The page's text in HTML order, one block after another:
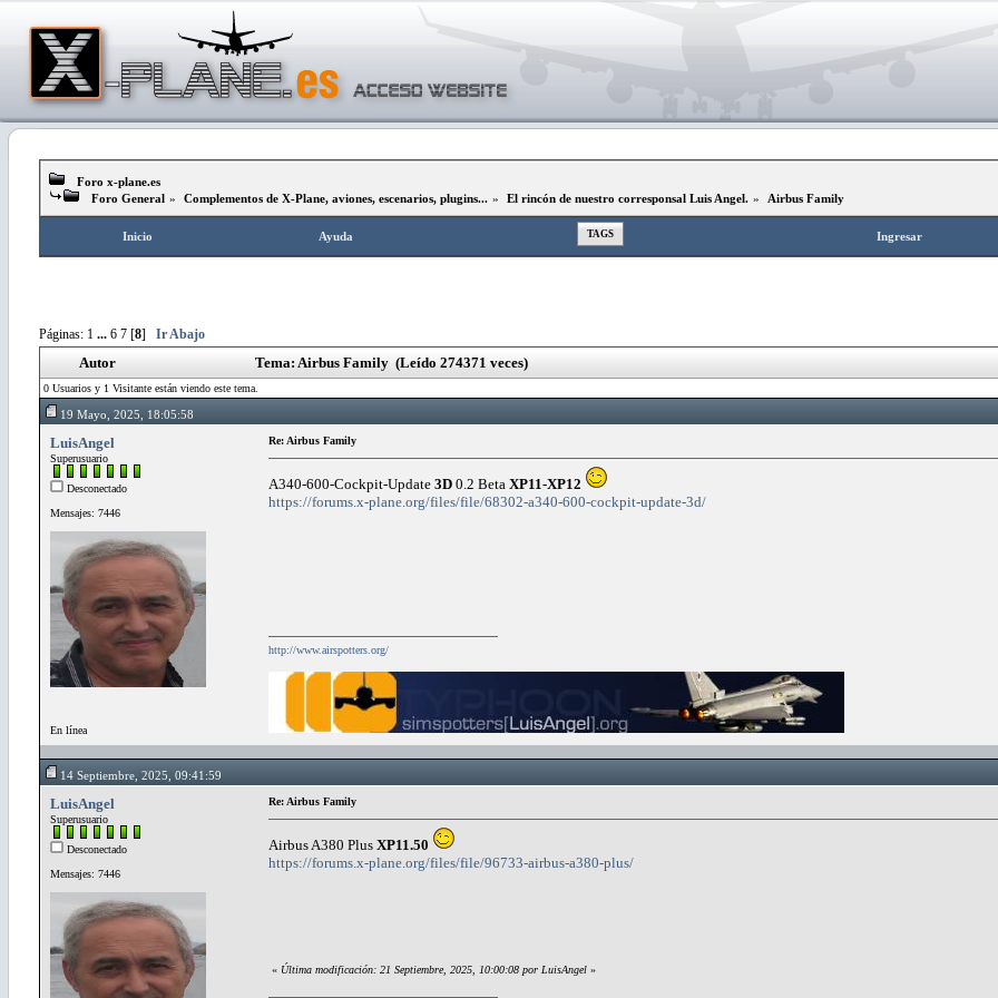
Foro x-plane.es
Foro General » Complementos de X-Plane, aviones, escenarios, plugins... » El rincón de nuestro corresponsal Luis Angel. » Airbus Family
Inicio Ayuda TAGS Ingresar
Páginas: 1 ... 6 7 [8] Ir Abajo
Autor Tema: Airbus Family (Leído 274371 veces)
0 Usuarios y 1 Visitante están viendo este tema.
19 Mayo, 2025, 18:05:58
LuisAngel
Superusuario
Desconectado
Mensajes: 7446
En línea
Re: Airbus Family
A340-600-Cockpit-Update 3D 0.2 Beta XP11-XP12
https://forums.x-plane.org/files/file/68302-a340-600-cockpit-update-3d/
http://www.airspotters.org/
14 Septiembre, 2025, 09:41:59
LuisAngel
Superusuario
Desconectado
Mensajes: 7446
Re: Airbus Family
Airbus A380 Plus XP11.50
https://forums.x-plane.org/files/file/96733-airbus-a380-plus/
« Última modificación: 21 Septiembre, 2025, 10:00:08 por LuisAngel »